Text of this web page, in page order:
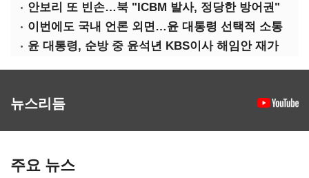
안보리 또 빈손…북 "ICBM 발사, 정당한 방어권"
이번에도 국내 언론 외면…윤 대통령 선택적 소통
윤 대통령, 순방 중 윤석년 KBS이사 해임안 재가
뉴스리듬
주요 뉴스